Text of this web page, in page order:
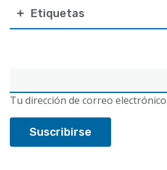
electrónico
Tu dirección de correo electrónico
Etiquetas